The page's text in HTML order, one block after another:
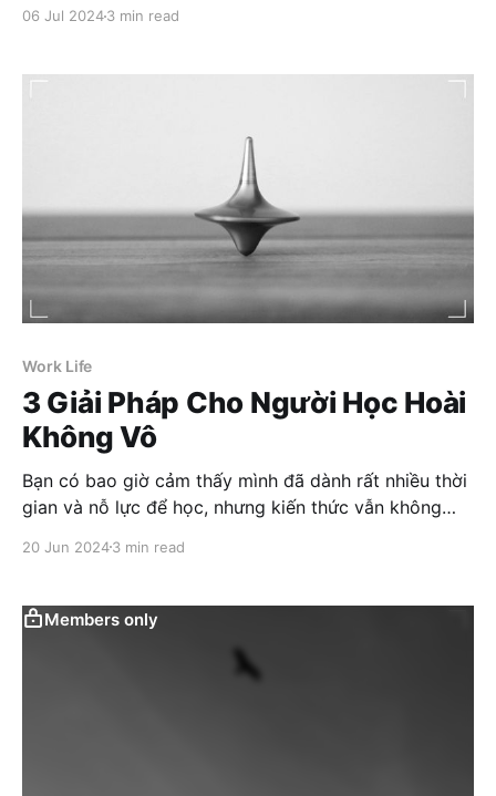
06 Jul 20243 min read
Work Life
3 Giải Pháp Cho Người Học Hoài
Không Vô
Bạn có bao giờ cảm thấy mình đã dành rất nhiều thời
gian và nỗ lực để học, nhưng kiến thức vẫn không
là người duy nhất. Việc học hoài không vô có thể
nghĩ đến.
20 Jun 20243 min read
Members only